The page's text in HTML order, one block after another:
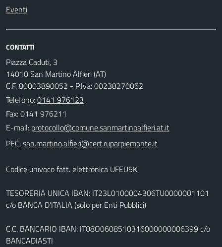
Eventi
CONTATTI
Piazza Caduti, 3
14010 San Martino Alfieri (AT)
C.F. 80003890052 - P.Iva: 00238270052
Telefono:0141 976123
Fax: 0141 976211
E-mail:
PEC:
Codice univoco fatt. elettronica UFEU5K
TESORERIA UNICA IBAN: IT23L0100004306TU0000001101
c/o BANCA D'ITALIA (solo per Enti Pubblici)
C.C. BANCARIO IBAN: IT08O0608510316000000006399 c/o
BANCADIASTI